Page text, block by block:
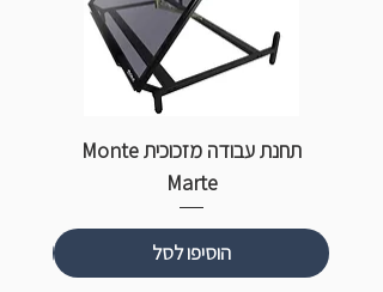
תחנת עבודה מזכוכית Monte
Marte
הוסיפו לסל